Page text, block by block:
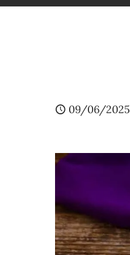
09/06/2025